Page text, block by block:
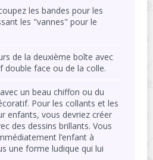
les bandes pour les
les "vannes" pour le
de la deuxième boîte avec
double face ou de la colle.
un beau chiffon ou du
Pour les collants et les
enfants, vous devriez créer
des dessins brillants. Vous
l’enfant à
une forme ludique qui lui